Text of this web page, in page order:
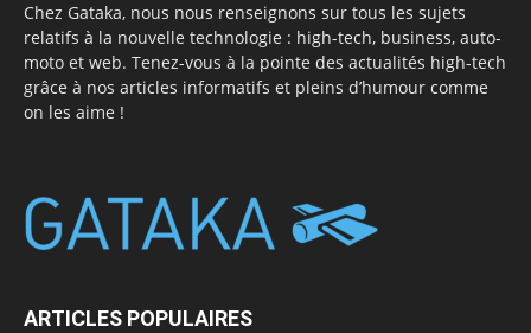
Chez Gataka, nous nous renseignons sur tous les sujets
relatifs à la nouvelle technologie : high-tech, business, auto-
moto et web. Tenez-vous à la pointe des actualités high-tech
grâce à nos articles informatifs et pleins d’humour comme
on les aime !
ARTICLES POPULAIRES